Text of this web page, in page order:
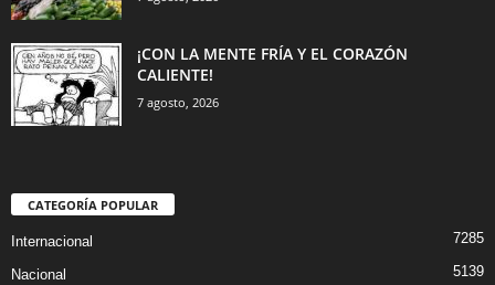
¡CON LA MENTE FRÍA Y EL CORAZÓN
CALIENTE!
7 agosto, 2026
CATEGORÍA POPULAR
Internacional 7285
Nacional 5139